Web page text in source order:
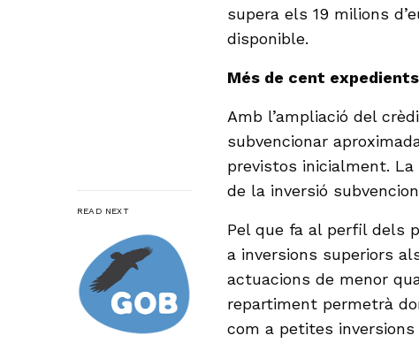
READ NEXT
supera els 19 milions
disponible.
Més de cent expedients
Amb l’ampliació del
subvencionar
previstos inicialment.
de la inversió
Pel que fa al perfil dels
a inversions superiors
actuacions de menor
repartiment permetrà
com a petites